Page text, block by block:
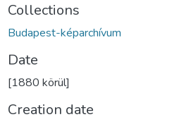
Collections
Budapest-képarchívum
Date
[1880 körül]
Creation date